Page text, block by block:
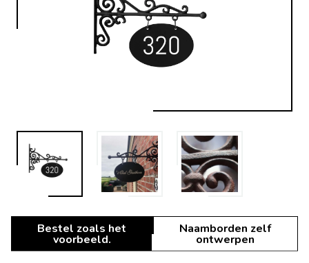
Bestel zoals het
voorbeeld.
Naamborden zelf
ontwerpen